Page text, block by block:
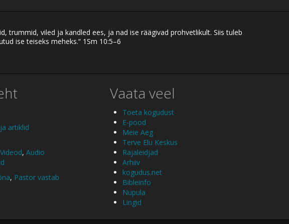
trummid, viled ja kandled ees, ja nad ise räägivad prohvetlikult. Siis tuleb
ise teiseks meheks.“ 1Sm 10:5–6
artiklid
Videod, Audio
, Pastor vastab
Vaata veel
Toeta kogudust
E-pood
Meie Aeg
Terve Elu Keskus
Rajaleidjad
Arhiiv
kogudus.net
Bibleinfo
Nupula
Lingid